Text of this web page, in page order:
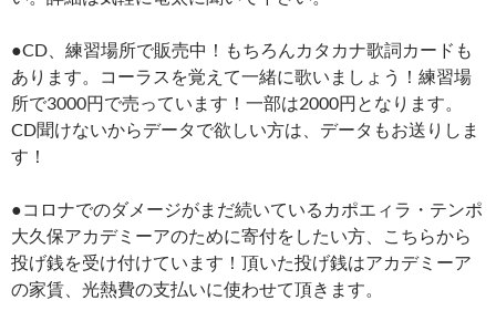
●CD、練習場所で販売中！もちろんカタカナ歌詞カードも
あります。コーラスを覚えて一緒に歌いましょう！練習場
所で3000円で売っています！一部は2000円となります。
CD聞けないからデータで欲しい方は、データもお送りしま
す！
●コロナでのダメージがまだ続いているカポエィラ・テンポ
大久保アカデミーアのために寄付をしたい方、こちらから
投げ銭を受け付けています！頂いた投げ銭はアカデミーア
の家賃、光熱費の支払いに使わせて頂きます。